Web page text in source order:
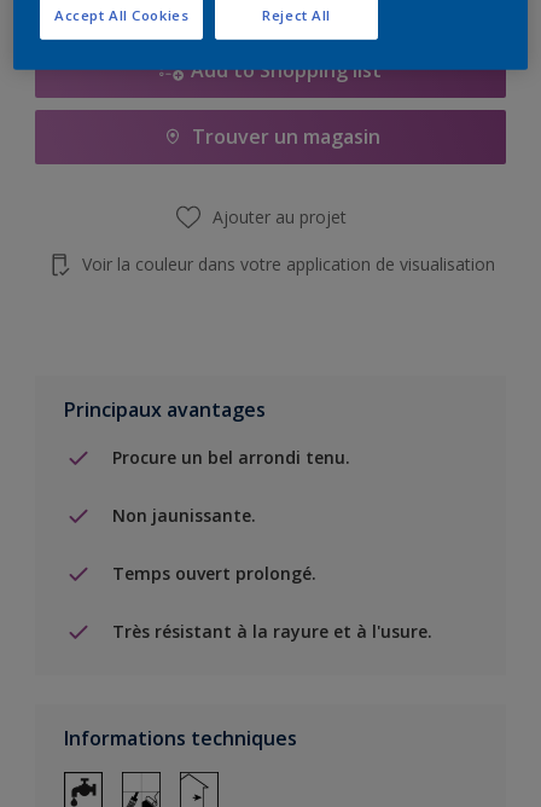
Add to Shopping list
Trouver un magasin
Ajouter au projet
Voir la couleur dans votre application de visualisation
Principaux avantages
Procure un bel arrondi tenu.
Non jaunissante.
Temps ouvert prolongé.
Très résistant à la rayure et à l'usure.
Informations techniques
Reject All
Accept All Cookies